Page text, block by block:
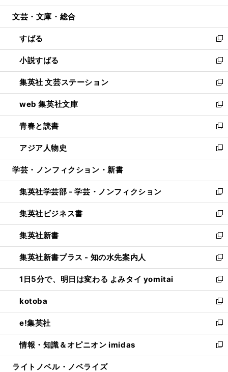
開
ウ
開
く
ン
ウ
で
開
く
ウ
ン
ド
ウ
で
開
く
文芸・文庫・総合
すばる
新
し
い
ウ
ィ
ン
ド
ウ
で
開
く
小説すばる
新
し
い
ウ
ィ
ン
ド
ウ
で
開
集英社 文芸ステーション
新
し
い
ウ
ィ
ン
ド
ウ
開
く
web 集英社文庫
新
し
い
ウ
ィ
ン
ウ
で
開
く
青春と読書
新
し
い
ウ
ン
ド
ウ
で
開
く
アジア人物史
新
し
ウ
ィ
ン
ド
ウ
で
開
く
学芸・ノンフィクション・新書
集英社学芸部 - 学芸・ノンフィクション
新
し
い
ウ
ィ
ン
ド
ウ
で
開
く
集英社ビジネス書
新
し
い
ウ
ィ
ン
ド
ウ
で
開
く
集英社新書
新
し
い
ウ
ィ
ン
ド
ウ
で
開
く
集英社新書プラス - 知の水先案内人
新
し
い
ウ
ィ
ン
ド
ウ
で
開
1日5分で、明日は変わる よみタイ yomitai
新
し
い
ウ
ィ
ン
ド
ウ
kotoba
新
し
い
ウ
ィ
ン
e!集英社
新
し
い
ウ
情報・知識＆オピニオン imidas
新
し
ライトノベル・ノベライズ